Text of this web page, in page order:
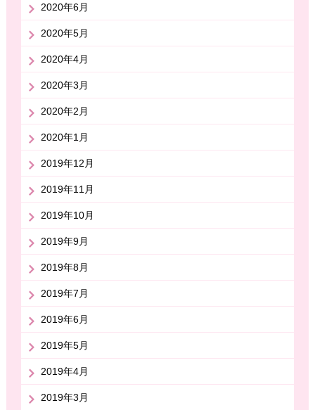
2020年6月
2020年5月
2020年4月
2020年3月
2020年2月
2020年1月
2019年12月
2019年11月
2019年10月
2019年9月
2019年8月
2019年7月
2019年6月
2019年5月
2019年4月
2019年3月